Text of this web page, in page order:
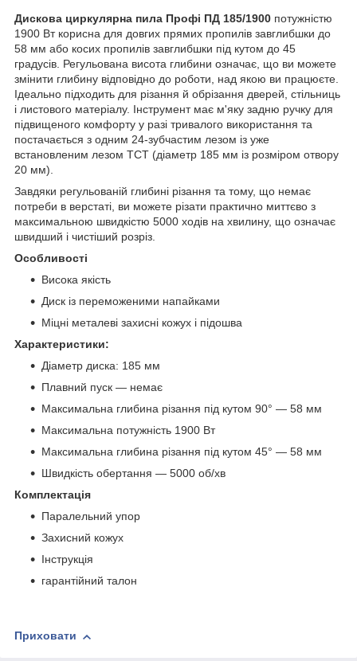
Дискова циркулярна пила Профі ПД 185/1900 потужністю
1900 Вт корисна для довгих прямих пропилів завглибшки до
58 мм або косих пропилів завглибшки під кутом до 45
градусів. Регульована висота глибини означає, що ви можете
змінити глибину відповідно до роботи, над якою ви працюєте.
Ідеально підходить для різання й обрізання дверей, стільниць
і листового матеріалу. Інструмент має м'яку задню ручку для
підвищеного комфорту у разі тривалого використання та
постачається з одним 24-зубчастим лезом із уже
встановленим лезом TCT (діаметр 185 мм із розміром отвору
20 мм).
Завдяки регульованій глибині різання та тому, що немає
потреби в верстаті, ви можете різати практично миттєво з
максимальною швидкістю 5000 ходів на хвилину, що означає
швидший і чистіший розріз.
Особливості
Висока якість
Диск із переможеними напайками
Міцні металеві захисні кожух і підошва
Характеристики:
Діаметр диска: 185 мм
Плавний пуск — немає
Максимальна глибина різання під кутом 90° — 58 мм
Максимальна потужність 1900 Вт
Максимальна глибина різання під кутом 45° — 58 мм
Швидкість обертання — 5000 об/хв
Комплектація
Паралельний упор
Захисний кожух
Інструкція
гарантійний талон
Приховати